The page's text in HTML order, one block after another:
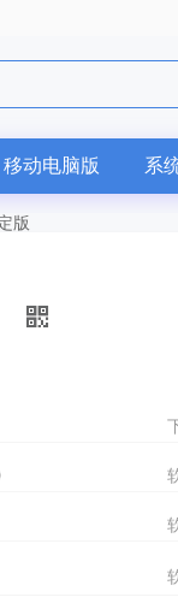
移动电脑版 系
版